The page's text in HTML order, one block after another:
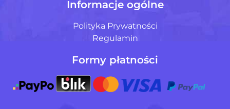
Informacje ogólne
Polityka Prywatności
Regulamin
Formy płatności